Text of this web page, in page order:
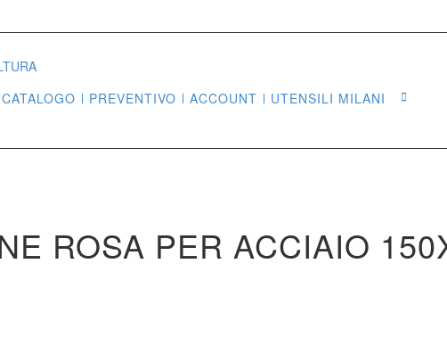
CATALOGO PREVENTIVO ACCOUNT UTENSILI MILANI
ROSA PER ACCIAIO